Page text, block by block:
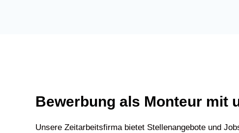
Bewerbung als Monteur mit
Unsere Zeitarbeitsfirma bietet Stellenangebote und